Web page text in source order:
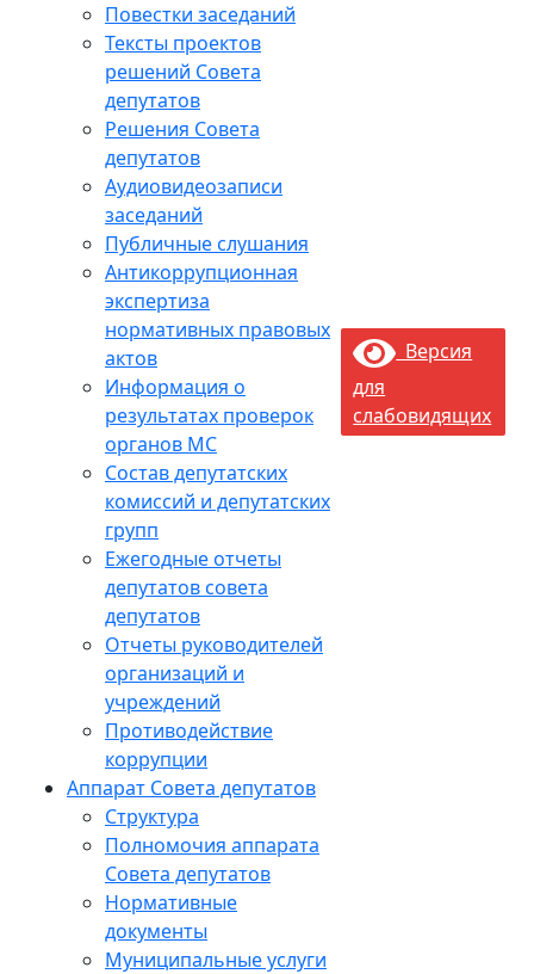
Повестки заседаний
Тексты проектов
решений Совета
депутатов
Решения Совета
депутатов
Аудиовидеозаписи
заседаний
Публичные слушания
Антикоррупционная
экспертиза
нормативных правовых
актов
Информация о
результатах проверок
органов МС
Состав депутатских
комиссий и депутатских
групп
Ежегодные отчеты
депутатов совета
депутатов
Отчеты руководителей
организаций и
учреждений
Противодействие
коррупции
Аппарат Совета депутатов
Структура
Полномочия аппарата
Совета депутатов
Нормативные
документы
Муниципальные услуги
Версия
для
слабовидящих